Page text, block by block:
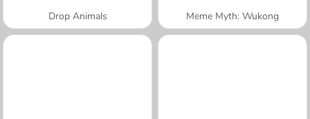
Drop Animals Meme Myth: Wukong